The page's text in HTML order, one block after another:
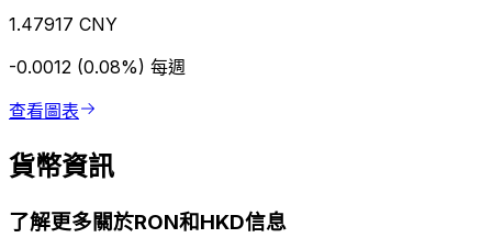
1.47917 CNY
-0.0012 (0.08%) 每週
查看圖表
貨幣資訊
了解更多關於RON和HKD信息